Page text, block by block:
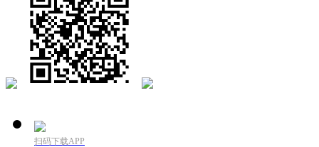
扫码下载APP